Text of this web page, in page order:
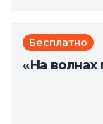
Бесплатно
«На волнах